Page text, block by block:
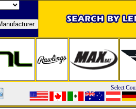
Select